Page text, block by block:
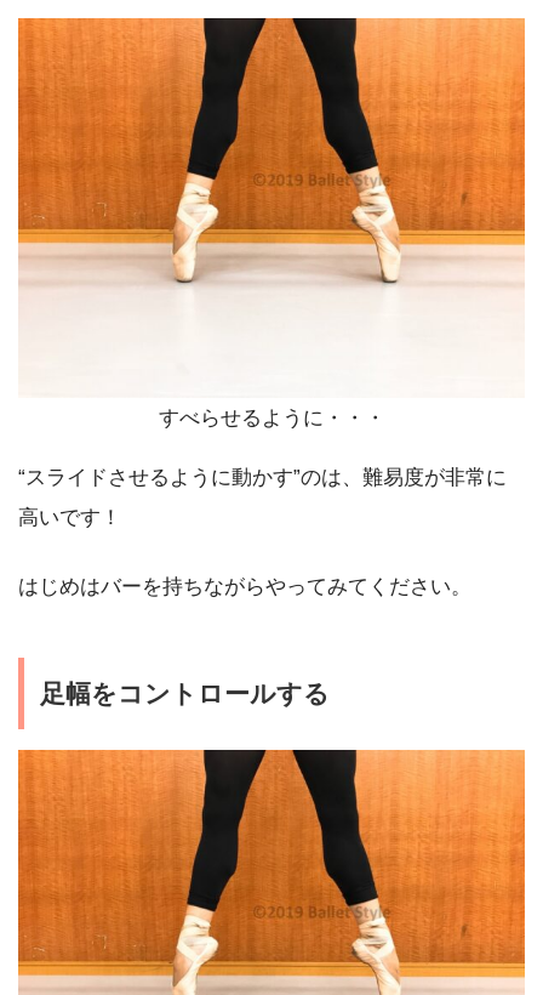
すべらせるように・・・
“スライドさせるように動かす”のは、難易度が非常に
高いです！
はじめはバーを持ちながらやってみてください。
足幅をコントロールする